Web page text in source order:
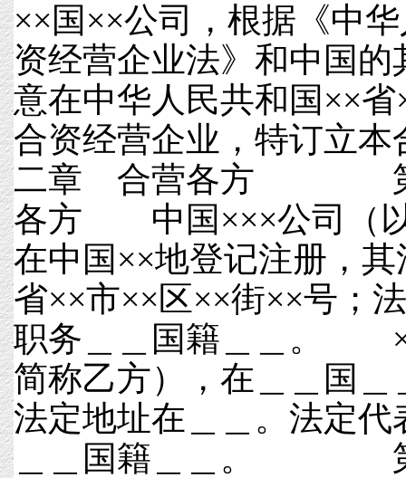
××国××公司，根据《中
资经营企业法》和中国
意在中华人民共和国××
合资经营企业，特
二章 合营各方 第
各方 中国×××公司（以
在中国××地登记注册，
省××市××区××街××号；
职务＿＿国籍＿＿。
简称乙方），在＿＿国
法定地址在＿＿。法定代
＿＿国籍＿＿。